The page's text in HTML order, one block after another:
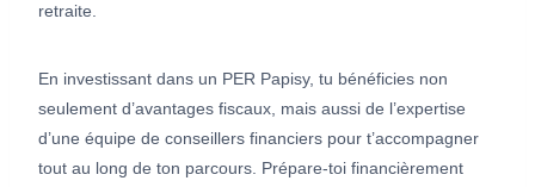
retraite.
En investissant dans un PER Papisy, tu bénéficies non
seulement d’avantages fiscaux, mais aussi de l’expertise
d’une équipe de conseillers financiers pour t’accompagner
tout au long de ton parcours. Prépare-toi financièrement